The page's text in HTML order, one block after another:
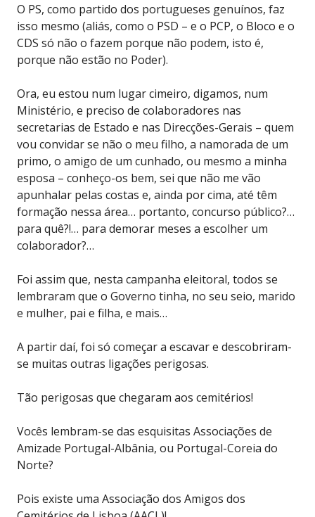
O PS, como partido dos portugueses genuínos, faz
isso mesmo (aliás, como o PSD – e o PCP, o Bloco e o
CDS só não o fazem porque não podem, isto é,
porque não estão no Poder).
Ora, eu estou num lugar cimeiro, digamos, num
Ministério, e preciso de colaboradores nas
secretarias de Estado e nas Direcções-Gerais – quem
vou convidar se não o meu filho, a namorada de um
primo, o amigo de um cunhado, ou mesmo a minha
esposa – conheço-os bem, sei que não me vão
apunhalar pelas costas e, ainda por cima, até têm
formação nessa área… portanto, concurso público?…
para quê?!… para demorar meses a escolher um
colaborador?…
Foi assim que, nesta campanha eleitoral, todos se
lembraram que o Governo tinha, no seu seio, marido
e mulher, pai e filha, e mais…
A partir daí, foi só começar a escavar e descobriram-
se muitas outras ligações perigosas.
Tão perigosas que chegaram aos cemitérios!
Vocês lembram-se das esquisitas Associações de
Amizade Portugal-Albânia, ou Portugal-Coreia do
Norte?
Pois existe uma Associação dos Amigos dos